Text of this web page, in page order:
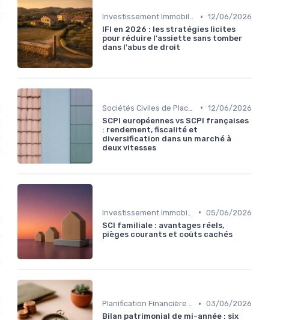
Investissement Immobilier • 12/06/2026
IFI en 2026 : les stratégies licites
pour réduire l'assiette sans tomber
dans l'abus de droit
• 12/06/2026
SCPI européennes vs SCPI françaises
: rendement, fiscalité et
diversification dans un marché à
deux vitesses
• 05/06/2026
SCI familiale : avantages réels,
pièges courants et coûts cachés
Planification Financière Personnelle • 03/06/2026
Bilan patrimonial de mi-année : six